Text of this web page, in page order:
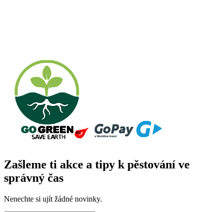
Zašleme ti akce a tipy k pěstování ve
správný čas
Nenechte si ujít žádné novinky.